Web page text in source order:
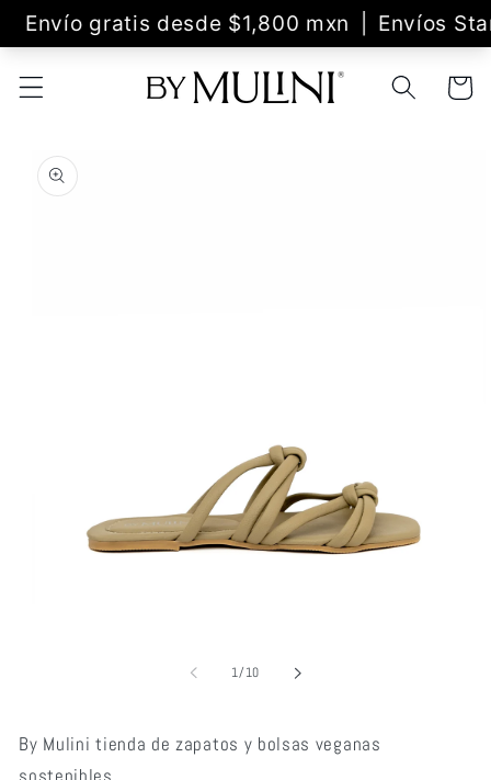
directamente
al contenido
Carrito
directamente
a la
información
1/de
10
By Mulini tienda de zapatos y bolsas veganas